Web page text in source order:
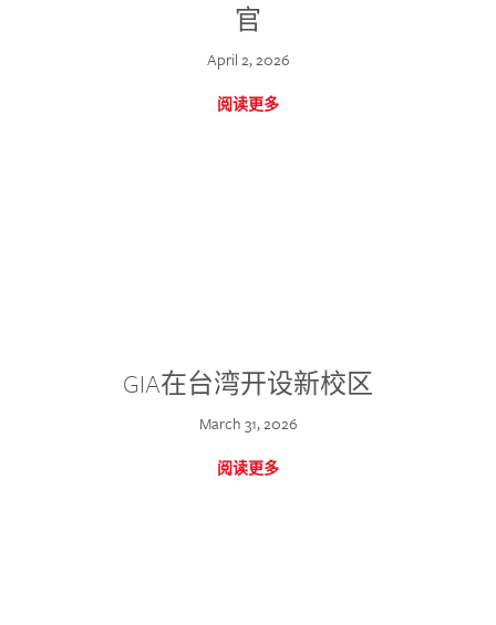
官
April 2, 2026
阅读更多
GIA在台湾开设新校区
March 31, 2026
阅读更多